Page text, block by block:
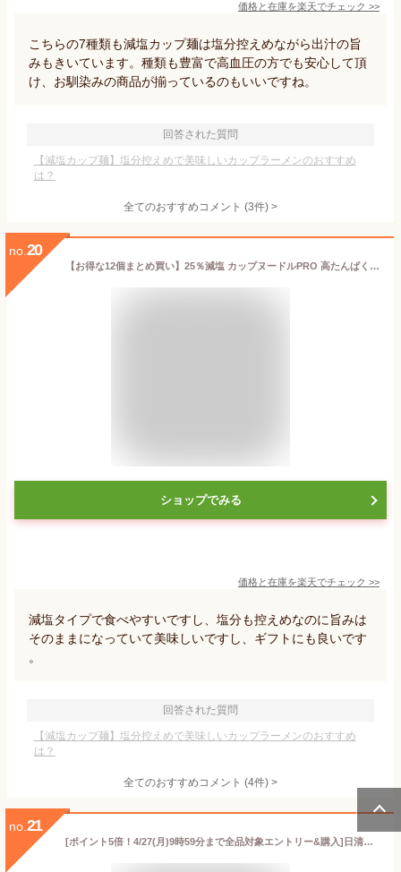
価格と在庫を楽天でチェック >>
こちらの7種類も減塩カップ麺は塩分控えめながら出汁の旨
みもきいています。種類も豊富で高血圧の方でも安心して頂
け、お馴染みの商品が揃っているのもいいですね。
回答された質問
【減塩カップ麺】塩分控えめで美味しいカップラーメンのおすすめ
は？
全てのおすすめコメント (3件) >
no. 20
【お得な12個まとめ買い】25％減塩 カップヌードルPRO 高たんぱく&低糖質さらに塩分控えめ | 減塩 減塩食品 塩分カット 食品 カップラーメン インスタントラーメン カップ麺 日清 ラーメン 健康 おいしい おすすめ ギフト プレゼント お中元 お中元ギフト お中元プレゼント
ショップでみる
価格と在庫を楽天でチェック >>
減塩タイプで食べやすいですし、塩分も控えめなのに旨みは
そのままになっていて美味しいですし、ギフトにも良いです
。
回答された質問
【減塩カップ麺】塩分控えめで美味しいカップラーメンのおすすめ
は？
全てのおすすめコメント (4件) >
no. 21
[ポイント5倍！4/27(月)9時59分まで全品対象エントリー&購入]日清食品 カップヌードルPRO 高たんぱく&低糖質さらに塩分控えめ チリトマトヌードル 80g×12個入｜ 送料無料 インスタント カップラーメン チリ 塩分控えめ